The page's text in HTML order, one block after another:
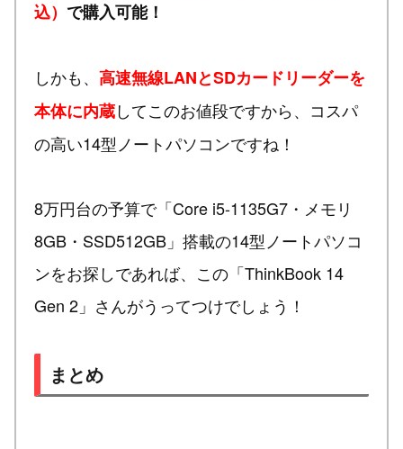
込） で購入可能！
しかも、 高速無線LANとSDカードリーダーを
本体に内蔵してこのお値段ですから、コスパ
の高い14型ノートパソコンですね！
8万円台の予算で「Core i5-1135G7・メモリ
8GB・SSD512GB」搭載の14型ノートパソコ
ンをお探しであれば、この「ThinkBook 14
Gen 2」さんがうってつけでしょう！
まとめ